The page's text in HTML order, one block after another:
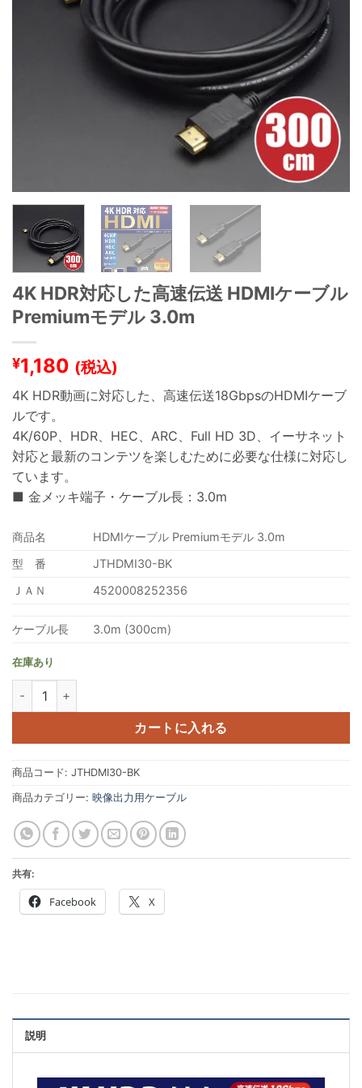
4K HDR対応した高速伝送 HDMIケーブル
Premiumモデル 3.0m
¥1,180 (税込)
4K HDR動画に対応した、高速伝送18GbpsのHDMIケーブ
ルです。
4K/60P、HDR、HEC、ARC、Full HD 3D、イーサネット
対応と最新のコンテツを楽しむために必要な仕様に対応し
ています。
■ 金メッキ端子・ケーブル長：3.0m
商品名
HDMIケーブル Premiumモデル 3.0m
型 番
JTHDMI30-BK
ＪＡＮ
4520008252356
ケーブル長 3.0m (300cm)
在庫あり
4K HDR対応した高速伝送 HDMIケーブル Premiumモデル 3.0m 個
カートに入れる
商品コード: JTHDMI30-BK
商品カテゴリー: 映像出力用ケーブル
共有:
Facebook X
説明